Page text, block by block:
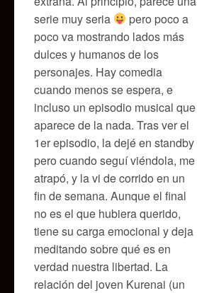
serie muy seria
pero poco a
poco va mostrando lados más
dulces y humanos de los
personajes. Hay comedia
cuando menos se espera, e
incluso un episodio musical que
aparece de la nada. Tras ver el
1er episodio, la dejé en standby
pero cuando seguí viéndola, me
atrapó, y la vi de corrido en un
fin de semana. Aunque el final
no es el que hubiera querido,
tiene su carga emocional y deja
meditando sobre qué es en
verdad nuestra libertad. La
relación del joven Kurenai (un